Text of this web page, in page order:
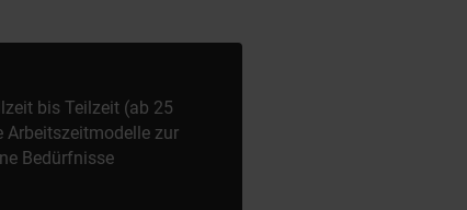
bis Teilzeit (ab 25
Arbeitszeitmodelle zur
Bedürfnisse